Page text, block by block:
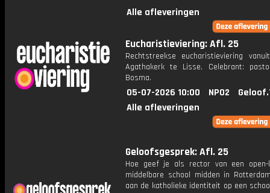
Alle afleveringen
Eucharistieviering: Afl. 25
Rechtstreekse eucharistieviering
Agathakerk te Lisse. Celebrant:
Bosma.
05-07-2026 10:00 NPO2
Alle afleveringen
Geloofsgesprek: Afl. 25
Hoe geef je als rector van een open-
middelbare school midden in
aan de katholieke identiteit op een